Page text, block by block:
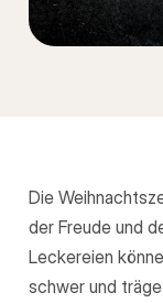
Die
der Freude und
Leckereien
schwer und